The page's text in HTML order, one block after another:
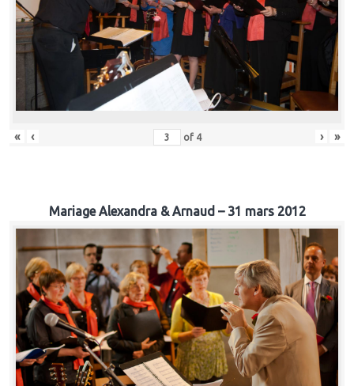
« ‹ of 4 › »
Mariage Alexandra & Arnaud – 31 mars 2012